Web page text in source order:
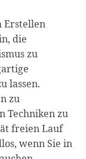
Erstellen
die
zu
lassen.
zu
Techniken zu
freien Lauf
wenn Sie in